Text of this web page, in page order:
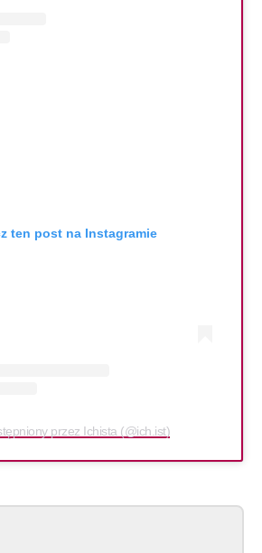
ten post na Instagramie
przez Ichista (@ich.ist)